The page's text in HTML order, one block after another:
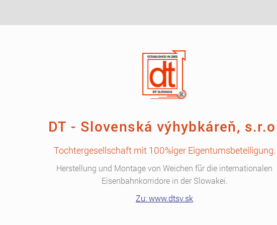
DT - Slovenská výhybkáreň,
Tochtergesellschaft mit 100%iger Eigentumsbeteiligung.
Herstellung und Montage von Weichen für die internationalen
Eisenbahnkorridore in der Slowakei.
Zu: www.dtsv.sk